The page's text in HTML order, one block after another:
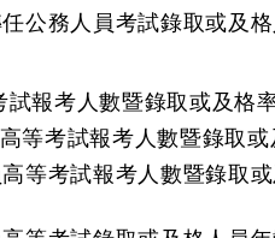
公務人員考試錄取或及
報考人數暨錄取或及格
等考試報考人數暨錄取
等考試報考人數暨錄取